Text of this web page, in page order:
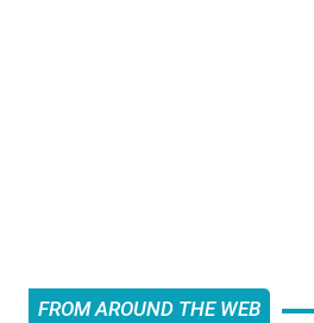
FROM AROUND THE WEB